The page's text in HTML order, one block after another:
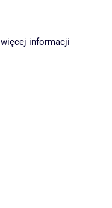
więcej informacji